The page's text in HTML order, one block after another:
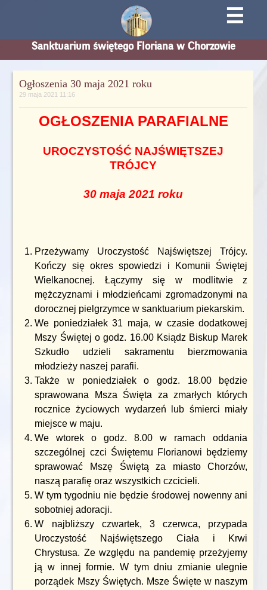
☰
Sanktuarium świętego Floriana w Chorzowie
Ogłoszenia 30 maja 2021 roku
29 maja 2021 11:16
OGŁOSZENIA PARAFIALNE
UROCZYSTOŚĆ NAJŚWIĘTSZEJ
TRÓJCY
30 maja 2021 roku
Przeżywamy Uroczystość Najświętszej Trójcy.
Kończy się okres spowiedzi i Komunii Świętej
Wielkanocnej. Łączymy się w modlitwie z
mężczyznami i młodzieńcami zgromadzonymi na
dorocznej pielgrzymce w sanktuarium piekarskim.
We poniedziałek 31 maja, w czasie dodatkowej
Mszy Świętej o godz. 16.00 Ksiądz Biskup Marek
Szkudło udzieli sakramentu bierzmowania
młodzieży naszej parafii.
Także w poniedziałek o godz. 18.00 będzie
sprawowana Msza Święta za zmarłych których
rocznice życiowych wydarzeń lub śmierci miały
miejsce w maju.
We wtorek o godz. 8.00 w ramach oddania
szczególnej czci Świętemu Florianowi będziemy
sprawować Mszę Świętą za miasto Chorzów,
naszą parafię oraz wszystkich czcicieli.
W tym tygodniu nie będzie środowej nowenny ani
sobotniej adoracji.
W najbliższy czwartek, 3 czerwca, przypada
Uroczystość Najświętszego Ciała i Krwi
Chrystusa. Ze względu na pandemię przeżyjemy
ją w innej formie. W tym dniu zmianie ulegnie
porządek Mszy Świętych. Msze Święte w naszym